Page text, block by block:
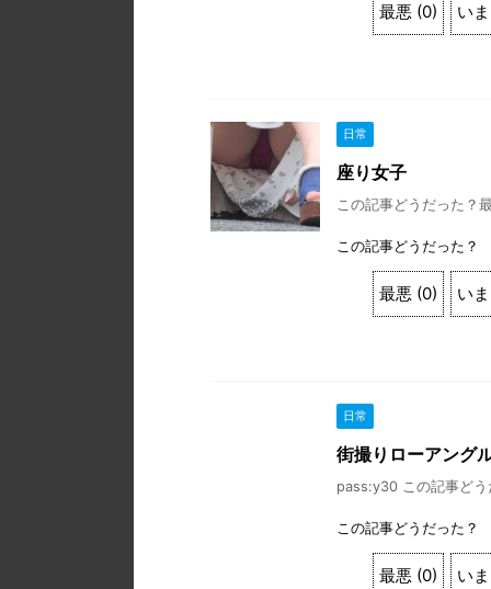
最悪 (0) い
日常
座り女子
この記事どうだった？
この記事どうだった？
最悪 (0) い
日常
街撮りローアング
pass:y30 この記事ど
この記事どうだった？
最悪 (0) い